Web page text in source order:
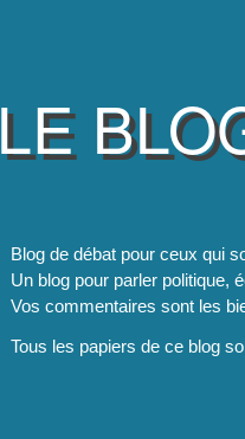
LE
Blog de débat pour ceux qui
Un blog pour parler politique,
Vos commentaires sont les
Tous les papiers de ce blog